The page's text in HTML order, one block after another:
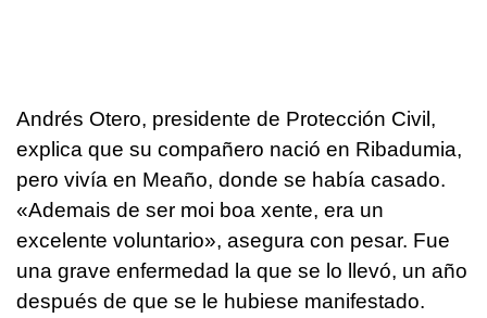
Andrés Otero, presidente de Protección Civil,
explica que su compañero nació en Ribadumia,
pero vivía en Meaño, donde se había casado.
«Ademais de ser moi boa xente, era un
excelente voluntario», asegura con pesar. Fue
una grave enfermedad la que se lo llevó, un año
después de que se le hubiese manifestado.